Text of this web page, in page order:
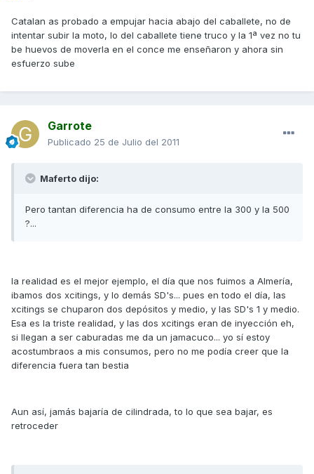
Catalan as probado a empujar hacia abajo del caballete, no de
intentar subir la moto, lo del caballete tiene truco y la 1ª vez no tu
be huevos de moverla en el conce me enseñaron y ahora sin
esfuerzo sube
Garrote
Publicado 25 de Julio del 2011
Maferto dijo:
Pero tantan diferencia ha de consumo entre la 300 y la 500
?...
la realidad es el mejor ejemplo, el día que nos fuimos a Almería,
ibamos dos xcitings, y lo demás SD's... pues en todo el día, las
xcitings se chuparon dos depósitos y medio, y las SD's 1 y medio.
Esa es la triste realidad, y las dos xcitings eran de inyección eh,
si llegan a ser caburadas me da un jamacuco... yo sí estoy
acostumbraos a mis consumos, pero no me podía creer que la
diferencia fuera tan bestia
Aun así, jamás bajaría de cilindrada, to lo que sea bajar, es
retroceder